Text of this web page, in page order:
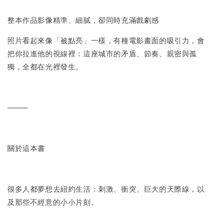
整本作品影像精準、細膩，卻同時充滿戲劇感
照片看起來像「被點亮」一樣，有種電影畫面的吸引力，會
把你拉進他的視線裡：這座城市的矛盾、節奏、親密與孤
獨，全都在光裡發生。
⸻
關於這本書
很多人都夢想去紐約生活：刺激、衝突、巨大的天際線，以
及那些不經意的小小片刻。